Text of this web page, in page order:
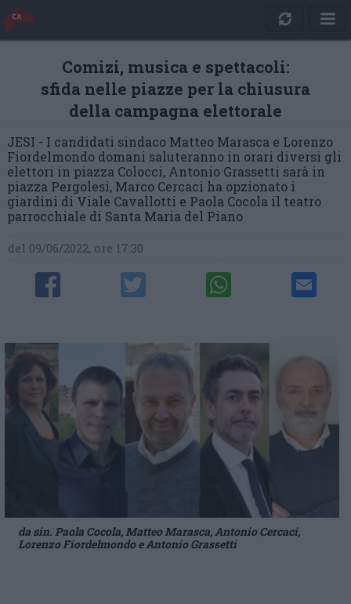
Comizi, musica e spettacoli:
sfida nelle piazze per la chiusura
della campagna elettorale
JESI - I candidati sindaco Matteo Marasca e Lorenzo
Fiordelmondo domani saluteranno in orari diversi gli
elettori in piazza Colocci, Antonio Grassetti sarà in
piazza Pergolesi, Marco Cercaci ha opzionato i
giardini di Viale Cavallotti e Paola Cocola il teatro
parrocchiale di Santa Maria del Piano
del 09/06/2022, ore 17:30
da sin. Paola Cocola, Matteo Marasca, Antonio Cercaci,
Lorenzo Fiordelmondo e Antonio Grassetti